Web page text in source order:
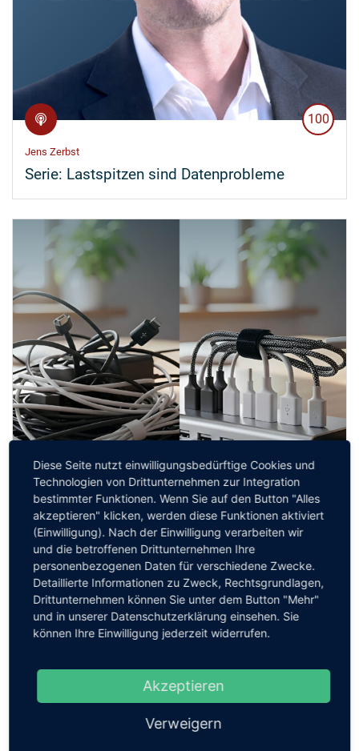
100
Jens Zerbst
Serie: Lastspitzen sind Datenprobleme
Oleg Korob-Gaulke
Transparenz vor dem Release: Wie CIOs ihre
Anwendungslandschaft unter Kontrolle
Diese Seite nutzt einwilligungsbedürftige Cookies und
Technologien von Drittunternehmen zur Integration
bestimmter Funktionen. Wenn Sie auf den Button "Alles
akzeptieren" klicken, werden diese Funktionen aktiviert
(Einwilligung). Nach der Einwilligung verarbeiten wir
und die betroffenen Drittunternehmen Ihre
personenbezogenen Daten für verschiedene Zwecke.
Detaillierte Informationen zu Zweck, Rechtsgrundlagen,
Drittunternehmen können Sie unter dem Button "Mehr"
und in unserer Datenschutzerklärung einsehen. Sie
können Ihre Einwilligung jederzeit widerrufen.
Akzeptieren
Verweigern